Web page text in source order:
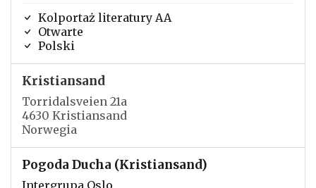
Kolportaż literatury AA
Otwarte
Polski
Kristiansand
Torridalsveien 21a
4630 Kristiansand
Norwegia
Pogoda Ducha (Kristiansand)
Intergrupa Oslo